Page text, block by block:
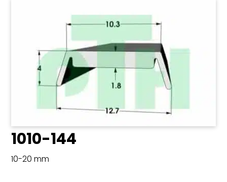
1010-144
10-20 mm